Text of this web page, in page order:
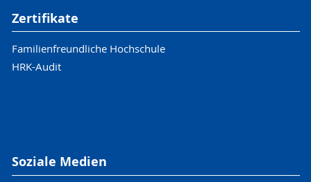
Zertifikate
Familienfreundliche Hochschule
HRK-Audit
Soziale Medien